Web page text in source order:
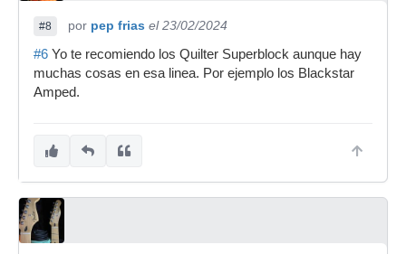
#8 por pep frias el 23/02/2024
#6 Yo te recomiendo los Quilter Superblock aunque hay
muchas cosas en esa linea. Por ejemplo los Blackstar
Amped.